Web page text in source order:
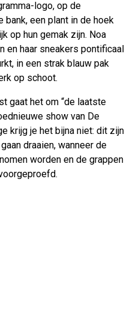
logo, op de
bank, een plant in de hoek
op hun gemak zijn. Noa
en haar sneakers pontificaal
in een strak blauw pak
op schoot.
gaat het om “de laatste
show van De
krijg je het bijna niet: dit zijn
draaien, wanneer de
worden en de grappen